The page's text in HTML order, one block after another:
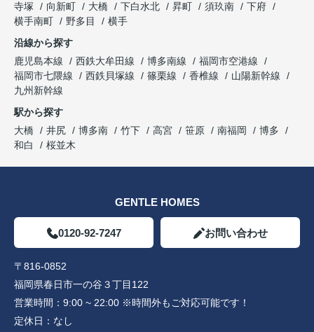
寺塚
向新町 大橋 下白水北 昇町 須玖南
下府
横手南町
野多目
横手
沿線から探す
鹿児島本線
西鉄大牟田線 博多南線
福岡市空港線
福岡市七隈線
西鉄貝塚線 篠栗線 香椎線
山陽新幹線
九州新幹線
駅から探す
大橋
井尻 博多南 竹下 高宮 笹原 南福岡
博多
和白
桜並木
GENTLE HOMES
0120-92-7247 お問い合わせ
〒816-0852
福岡県春日市一の谷３丁目122
営業時間： 9:00 ~ 22:00 ※時間外もご対応可能です！
定休日： なし